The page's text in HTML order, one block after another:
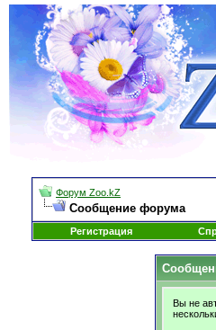
Форум Zoo.kZ
Сообщение форума
Регистрация
Вы не